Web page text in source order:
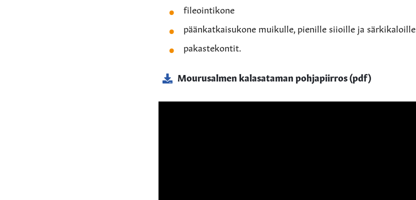
fileointikone
päänkatkaisukone muikulle, pienille siioille ja särkikaloille
pakastekontit.
Mourusalmen kalasataman pohjapiirros (pdf)